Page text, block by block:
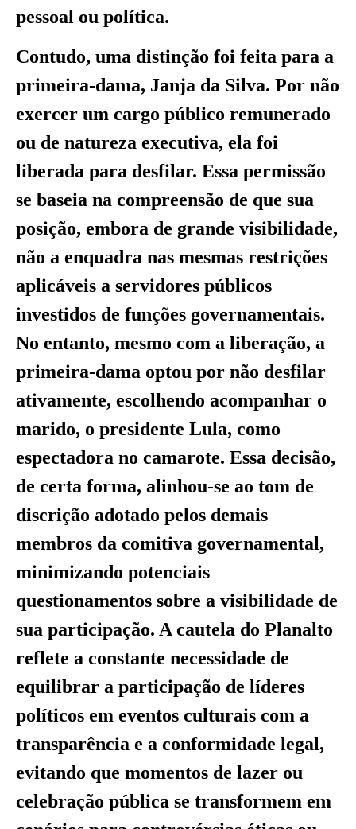
pessoal ou política.
Contudo, uma distinção foi feita para a
primeira-dama, Janja da Silva. Por não
exercer um cargo público remunerado
ou de natureza executiva, ela foi
liberada para desfilar. Essa permissão
se baseia na compreensão de que sua
posição, embora de grande visibilidade,
não a enquadra nas mesmas restrições
aplicáveis a servidores públicos
investidos de funções governamentais.
No entanto, mesmo com a liberação, a
primeira-dama optou por não desfilar
ativamente, escolhendo acompanhar o
marido, o presidente Lula, como
espectadora no camarote. Essa decisão,
de certa forma, alinhou-se ao tom de
discrição adotado pelos demais
membros da comitiva governamental,
minimizando potenciais
questionamentos sobre a visibilidade de
sua participação. A cautela do Planalto
reflete a constante necessidade de
equilibrar a participação de líderes
políticos em eventos culturais com a
transparência e a conformidade legal,
evitando que momentos de lazer ou
celebração pública se transformem em